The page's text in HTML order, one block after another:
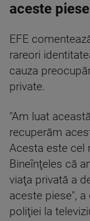
aceste
EFE
rareori
cauza
private.
"Am luat
recuperăm
Acesta este cel
Bineînţeles că
viaţa privată a
aceste piese",
poliţiei la